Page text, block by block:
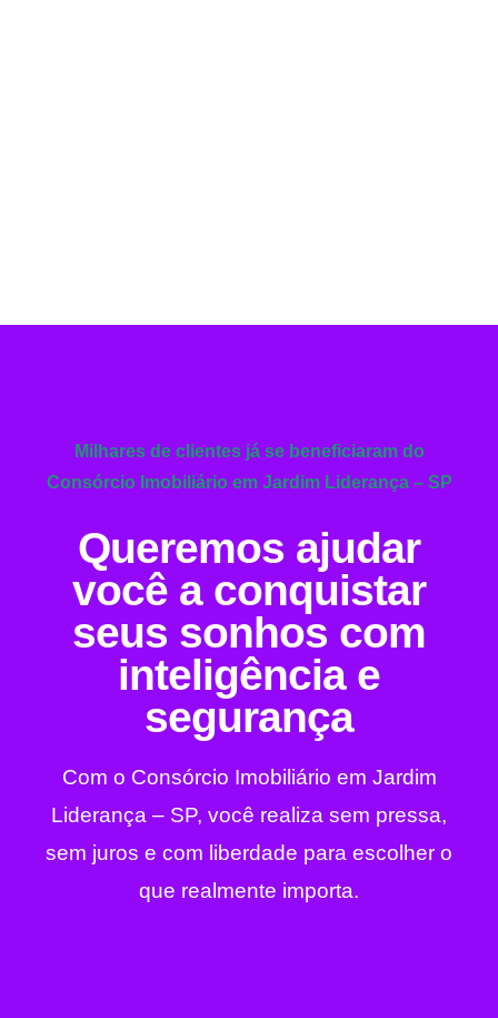
Milhares de clientes já se beneficiaram do
Consórcio Imobiliário em Jardim Liderança – SP
Queremos ajudar
você a conquistar
seus sonhos com
inteligência e
segurança
Com o Consórcio Imobiliário em Jardim
Liderança – SP, você realiza sem pressa,
sem juros e com liberdade para escolher o
que realmente importa.